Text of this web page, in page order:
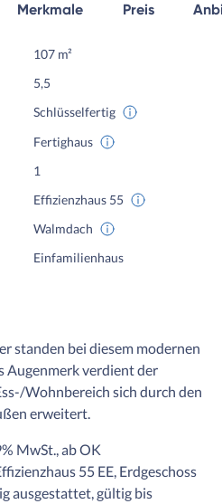
Merkmale Preis
107 m²
5,5
Schlüsselfertig
Fertighaus
1
Effizienzhaus 55
Walmdach
Einfamilienhaus
standen bei diesem modernen
Augenmerk verdient der
Wohnbereich sich durch den
erweitert.
MwSt., ab OK
55 EE, Erdgeschoss
ausgestattet, gültig bis